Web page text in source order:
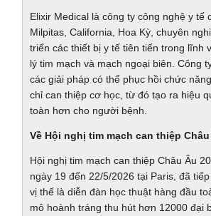
Elixir Medical là công ty công nghệ y tế
Milpitas, California, Hoa Kỳ, chuyên
triển các thiết bị y tế tiên tiến trong lĩnh
lý tim mạch và mạch ngoại biên. Công
các giải pháp có thể phục hồi chức
chỉ can thiệp cơ học, từ đó tạo ra hiệu
toàn hơn cho người bệnh.
Về Hội nghị tim mạch can thiệp Châu
Hội nghị tim mạch can thiệp Châu Âu
ngày 19 đến 22/5/2026 tại Paris, đã
vị thế là diễn đàn học thuật hàng đầu
mô hoành tráng thu hút hơn 12000 đại